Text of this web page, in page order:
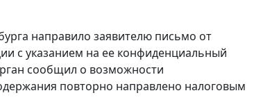
направило заявителю письмо от
с указанием на ее конфиденциальный
сообщил о возможности
повторно направлено налоговым